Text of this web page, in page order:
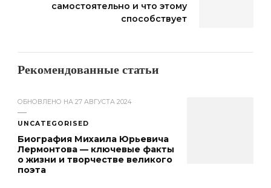
самостоятельно и что этому
способствует
Рекомендованные статьи
ОБНОВЛЕНО НА 27 АВГУСТА 2024
UNCATEGORISED
Биография Михаила Юрьевича
Лермонтова — ключевые факты
о жизни и творчестве великого
поэта